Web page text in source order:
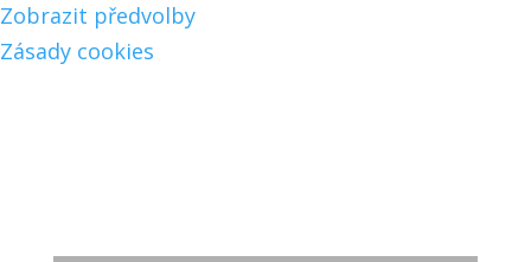
Zobrazit předvolby
Zásady cookies